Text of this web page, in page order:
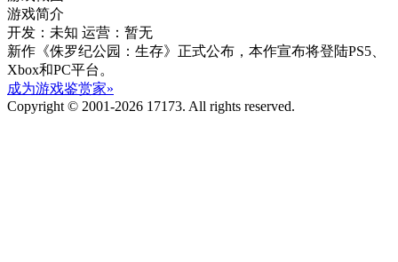
游戏简介
开发：未知 运营：暂无
新作《侏罗纪公园：生存》正式公布，本作宣布将登陆PS5、
Xbox和PC平台。
成为游戏鉴赏家»
Copyright © 2001-2026 17173. All rights reserved.